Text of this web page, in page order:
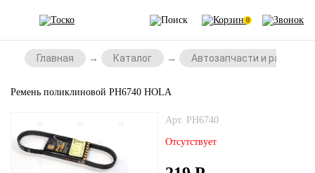
0
Главная Каталог Автозапчасти и
Ремень поликлиновой PH6740 HOLA
Арт. PH6740
Отсутствует